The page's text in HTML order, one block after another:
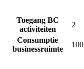
Toegang BC
activiteiten
2
Consumptie
businessruimte
100